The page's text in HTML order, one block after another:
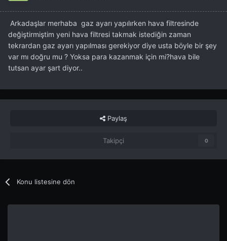
Arkadaşlar merhaba gaz ayarı yapılırken hava filtresinde
değiştirmiştim yeni hava filtresi takmak istediğin zaman
tekrardan gaz ayarı yapılması gerekiyor diye usta böyle bir şey
var mı doğru mu ? Yoksa para kazanmak için mi?hava bile
tutsan ayar şart diyor..
Paylaş
Takipçi 0
Konu listesine dön